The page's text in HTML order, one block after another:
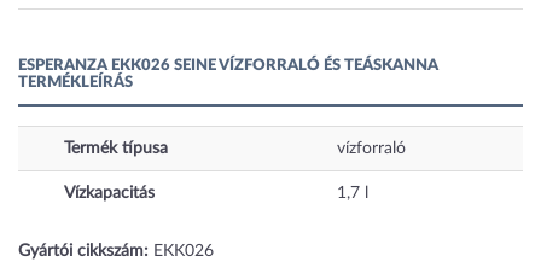
ESPERANZA EKK026 SEINE VÍZFORRALÓ ÉS TEÁSKANNA
TERMÉKLEÍRÁS
Termék típusa vízforraló
Vízkapacitás 1,7
Gyártói cikkszám: EKK026